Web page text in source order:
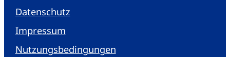
Datenschutz
Impressum
Nutzungsbedingungen